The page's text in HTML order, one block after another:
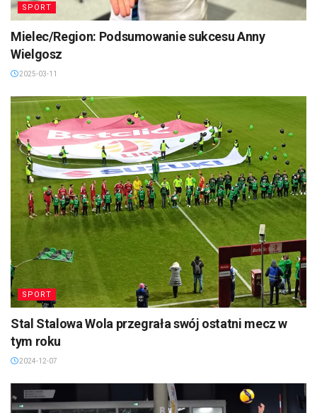
SPORT
Mielec/Region: Podsumowanie sukcesu Anny
Wielgosz
2025-03-11
SPORT
Stal Stalowa Wola przegrała swój ostatni mecz w
tym roku
2024-12-07